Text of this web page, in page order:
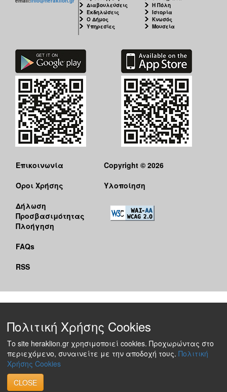
Διαβουλεύσεις
Εκδηλώσεις
Ο Δήμος
Υπηρεσίες
Η Πόλη
Ιστορία
Κνωσός
Μουσεία
Επικοινωνία
Όροι Χρήσης
Δήλωση
Προσβασιμότητας
Πλοήγηση
FAQs
RSS
Copyright © 2026
Υλοποίηση
Πολιτική Χρήσης Cookies
Το site heraklion.gr χρησιμοποιεί cookies. Προχωρώντας στο
περιεχόμενο, συναινείτε με την αποδοχή τους. Πολιτική
Χρήσης Cookies
CLOSE